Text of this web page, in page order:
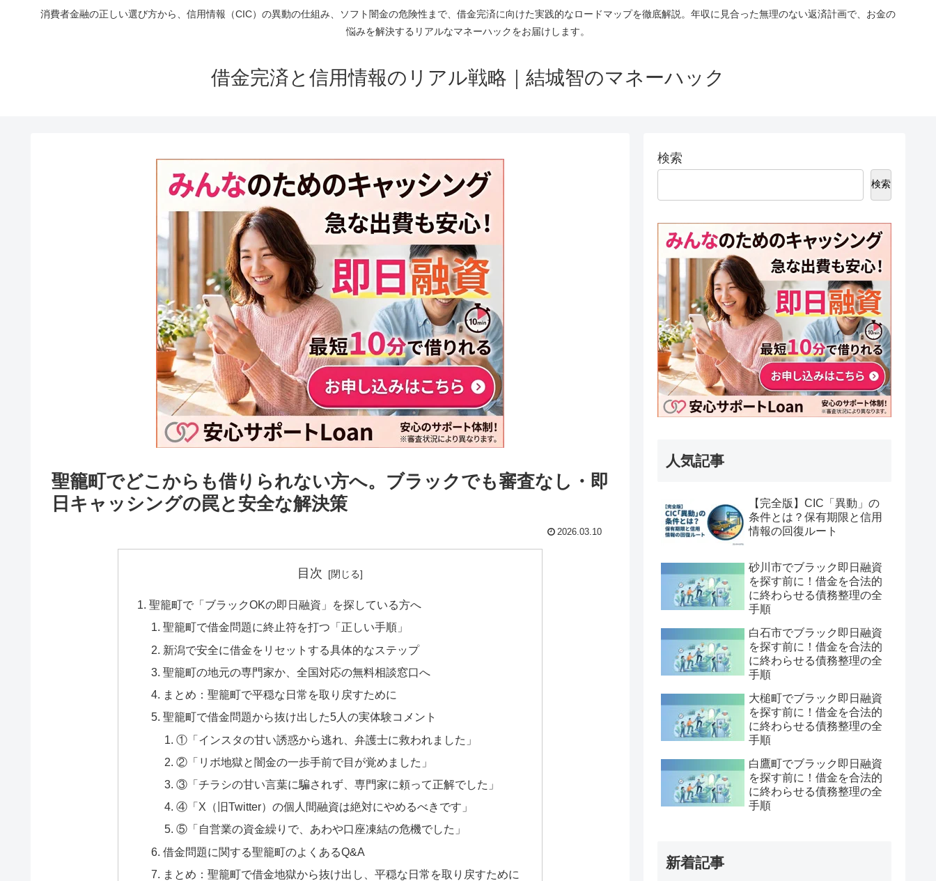
消費者金融の正しい選び方から、信用情報（CIC）の異動の仕組み、ソフト闇金の危険性まで、借金完済に向けた実践的なロードマップを徹底解説。年収に見合った無理のない返済計画で、お金の
悩みを解決するリアルなマネーハックをお届けします。
借金完済と信用情報のリアル戦略｜結城智のマネーハック
聖籠町でどこからも借りられない方へ。ブラックでも審査なし・即
日キャッシングの罠と安全な解決策
2026.03.10
目次
聖籠町で「ブラックOKの即日融資」を探している方へ
聖籠町で借金問題に終止符を打つ「正しい手順」
新潟で安全に借金をリセットする具体的なステップ
聖籠町の地元の専門家か、全国対応の無料相談窓口へ
まとめ：聖籠町で平穏な日常を取り戻すために
聖籠町で借金問題から抜け出した5人の実体験コメント
①「インスタの甘い誘惑から逃れ、弁護士に救われました」
②「リボ地獄と闇金の一歩手前で目が覚めました」
③「チラシの甘い言葉に騙されず、専門家に頼って正解でした」
④「X（旧Twitter）の個人間融資は絶対にやめるべきです」
⑤「自営業の資金繰りで、あわや口座凍結の危機でした」
借金問題に関する聖籠町のよくあるQ&A
まとめ：聖籠町で借金地獄から抜け出し、平穏な日常を取り戻すために
検索
検索
人気記事
【完全版】CIC「異動」の
条件とは？保有期限と信用
情報の回復ルート
砂川市でブラック即日融資
を探す前に！借金を合法的
に終わらせる債務整理の全
手順
白石市でブラック即日融資
を探す前に！借金を合法的
に終わらせる債務整理の全
手順
大槌町でブラック即日融資
を探す前に！借金を合法的
に終わらせる債務整理の全
手順
白鷹町でブラック即日融資
を探す前に！借金を合法的
に終わらせる債務整理の全
手順
新着記事